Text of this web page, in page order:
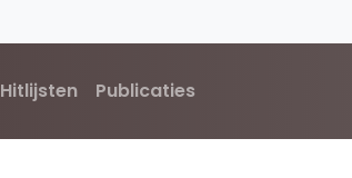
Hitlijsten Publicaties